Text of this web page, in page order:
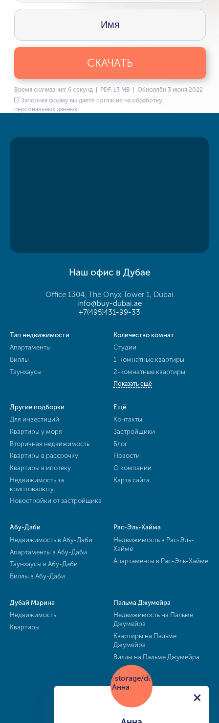
СКАЧАТЬ
Время скачивания: 6 секунд | PDF, 13 MB | Обновлён 3 июня 2022
Заполняя форму вы даете согласие на обработку
персональных данных.
Наш офис в Дубае
Office 1304, The Onyx Tower 1, Dubai
info@buy-dubai.ae
+7(495)431-99-33
Тип недвижимости
Апартаменты
Виллы
Таунхаусы
Количество комнат
Студии
1-комнатные квартиры
2-комнатные квартиры
Показать ещё
Другие подборки
Для инвестиций
Квартиры у моря
Вторичная недвижимость
Квартиры в рассрочку
Квартиры в ипотеку
Недвижимость за
криптовалюту
Новостройки от застройщика
Ещё
Контакты
Застройщики
Блог
Новости
О компании
Карта сайта
Абу-Даби
Недвижимость в Абу-Даби
Апартаменты в Абу-Даби
Таунхаусы в Абу-Даби
Виллы в Абу-Даби
Рас-Эль-Хайма
Недвижимость в Рас-Эль-
Хайме
Апартаменты в Рас-Эль-Хайме
Дубай Марина
Недвижимость
Квартиры
Пальма Джумейра
Недвижимость на Пальме
Джумейра
Квартиры на Пальме
Джумейра
Виллы на Пальме Джумейра